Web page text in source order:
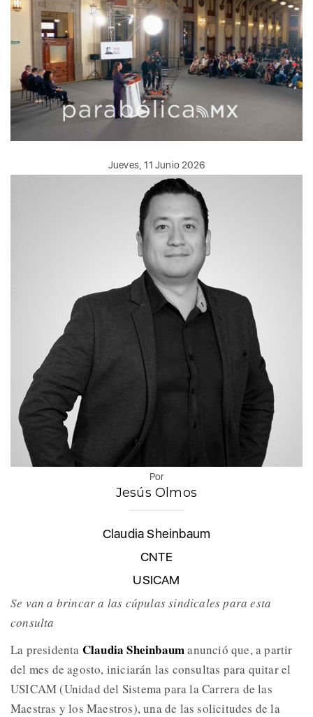
Jueves, 11 Junio 2026
Por
Jesús Olmos
Claudia Sheinbaum
CNTE
USICAM
Se van a brincar a las cúpulas sindicales para esta
consulta
La presidenta Claudia Sheinbaumanunció que, a partir
del mes de agosto, iniciarán las consultas para quitar el
USICAM (Unidad del Sistema para la Carrera de las
Maestras y los Maestros), una de las solicitudes de la